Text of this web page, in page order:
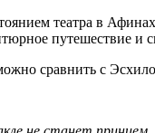
театра в
путешествие и
сравнить с